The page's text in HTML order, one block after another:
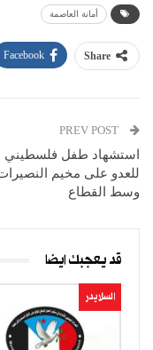
أمانة العاصمة
Share
Facebook
استشهاد طفل فلسطيني
للعدو على مخيم
وسط القطاع
قد يعجبك ايضا
السلايدر